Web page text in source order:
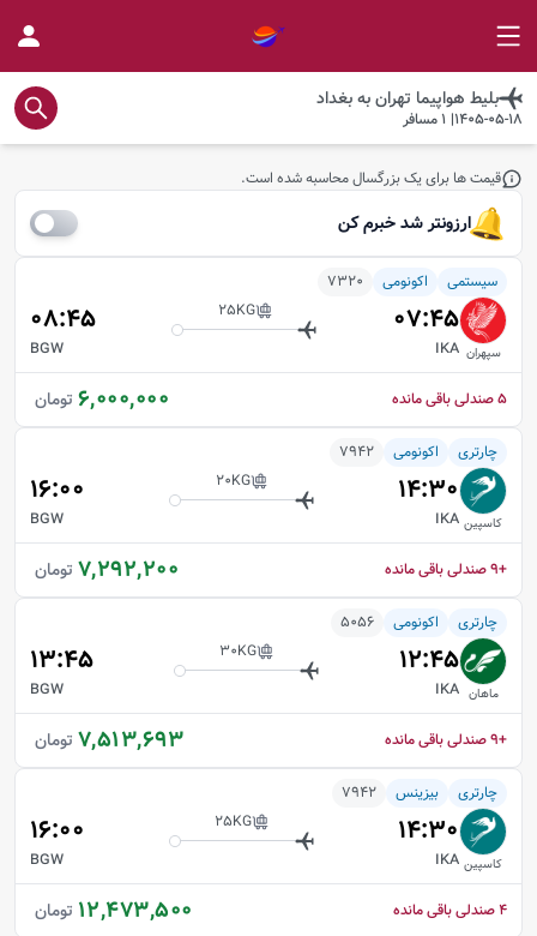
بلیط هواپیما تهرانبهبغداد
1405-05-18
|
1مسافر
قیمت ها برای یک بزرگسال محاسبه شده است.
ارزونتر شد خبرم کن
سیستمی اکونومی 7320
سپهران
07:45
25KG
08:45
IKA
BGW
6,000,000 تومان 5صندلی باقی مانده
چارتری اکونومی 7942
کاسپین
14:30
20KG
16:00
IKA
BGW
7,292,200 تومان +9 صندلی باقی مانده
چارتری اکونومی 5056
ماهان
12:45
30KG
13:45
IKA
BGW
7,513,693 تومان +9 صندلی باقی مانده
چارتری بیزینس 7942
کاسپین
14:30
25KG
16:00
IKA
BGW
12,473,500 تومان 4صندلی باقی مانده